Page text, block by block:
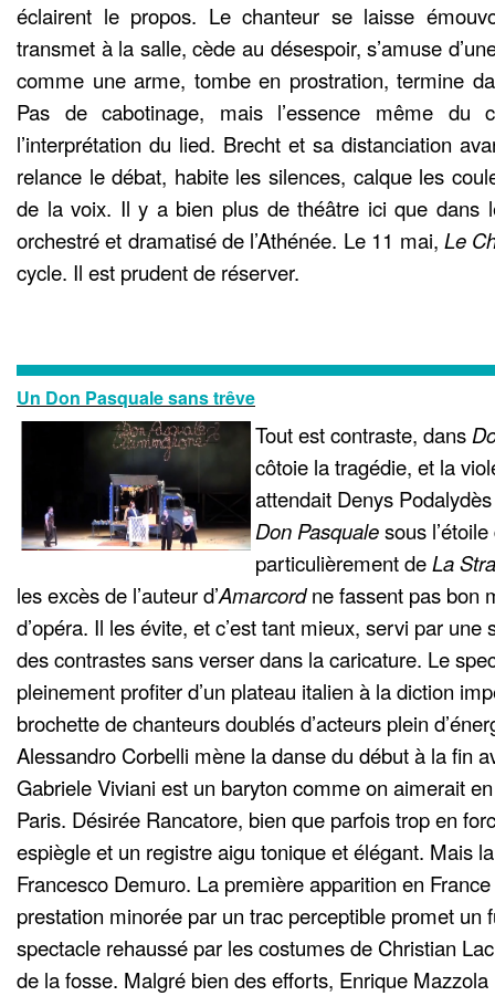
éclairent le propos. Le chanteur se laisse
transmet à la salle, cède au désespoir, s’amuse
comme une arme, tombe en prostration, termine
Pas de cabotinage, mais l’essence même du
l’interprétation du lied. Brecht et sa distanciation
relance le débat, habite les silences, calque les
de la voix. Il y a bien plus de théâtre ici que dans
orchestré et dramatisé de l’Athénée. Le 11 mai, Le
cycle. Il est prudent de réserver.
Un Don Pasquale sans trêve
Tout est contraste, dans
côtoie la tragédie, et la
attendait Denys
Don Pasqualesous
particulièrement deLa
les excès de l’auteur d’Amarcordne fassent pas bon
d’opéra. Il les évite, et c’est tant mieux, servi par une
des contrastes sans verser dans la caricature. Le
pleinement profiter d’un plateau italien à la diction
brochette de chanteurs doublés d’acteurs plein
Alessandro Corbelli mène la danse du début à la fin
Gabriele Viviani est un baryton comme on aimerait
Paris. Désirée Rancatore, bien que parfois trop en
espiègle et un registre aigu tonique et élégant. Mais
Francesco Demuro. La première apparition en
prestation minorée par un trac perceptible promet un
spectacle rehaussé par les costumes de Christian
de la fosse. Malgré bien des efforts, Enrique